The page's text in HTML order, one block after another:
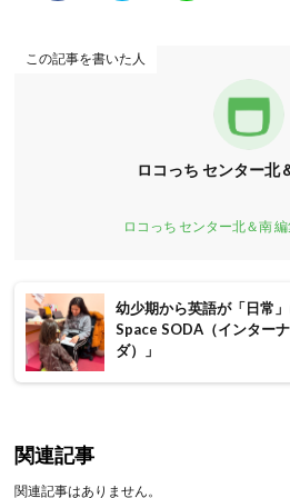
この記事を書いた人
ロコっち センター北
ロコっち センター北＆南
幼少期から英語が「日常
Space SODA（インター
ダ）」
関連記事
関連記事はありません。